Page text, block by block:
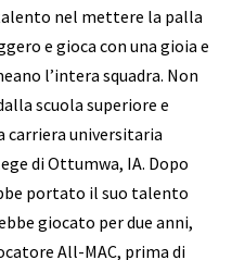
nel mettere la palla
e gioca con una gioia e
l’intera squadra. Non
scuola superiore e
carriera universitaria
di Ottumwa, IA. Dopo
portato il suo talento
giocato per due anni,
All-MAC, prima di